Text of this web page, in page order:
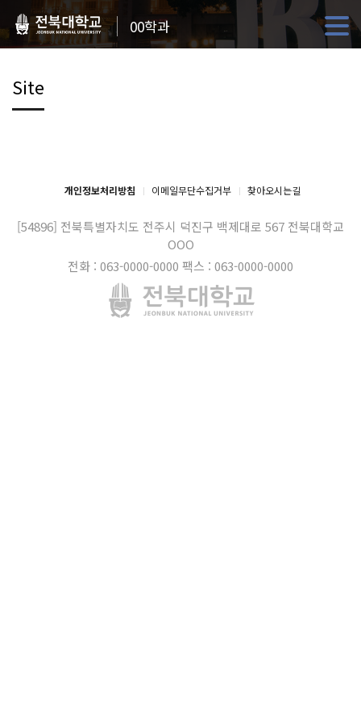
00학과
Site
개인정보처리방침 이메일무단수집거부 찾아오시는길
[54896] 전북특별자치도 전주시 덕진구 백제대로 567 전북대학교
OOO
전화 : 063-0000-0000 팩스 : 063-0000-0000